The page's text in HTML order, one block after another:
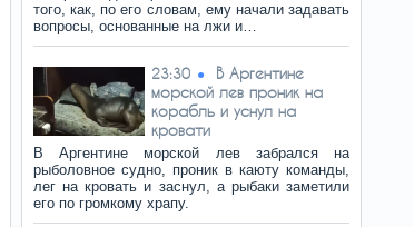
того, как, по его словам, ему начали задавать
вопросы, основанные на лжи и…
23:30
В Аргентине
морской лев проник на
корабль и уснул на
кровати
В Аргентине морской лев забрался на
рыболовное судно, проник в каюту команды,
лег на кровать и заснул, а рыбаки заметили
его по громкому храпу.